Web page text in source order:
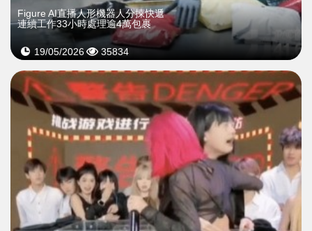
Figure AI直播人形機器人分揀快遞
連續工作33小時處理逾4萬包裹
19/05/2026 35834